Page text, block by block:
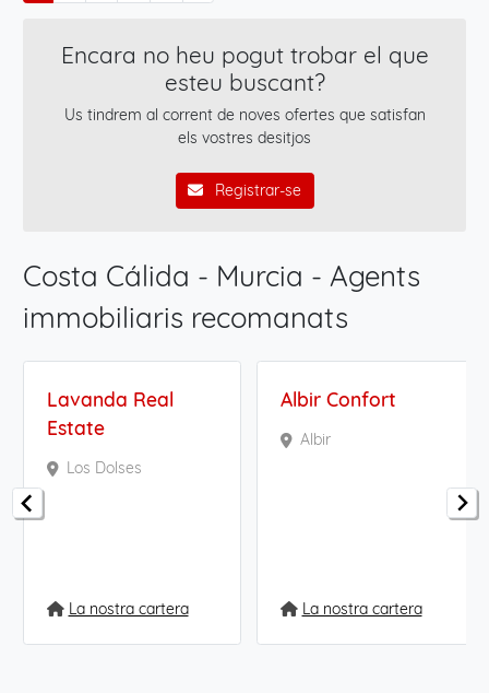
Encara no heu pogut trobar el que
esteu buscant?
Us tindrem al corrent de noves ofertes que satisfan
els vostres desitjos
Registrar-se
Costa Cálida - Murcia - Agents
immobiliaris recomanats
Lavanda Real
Estate
Los Dolses
La nostra cartera
Albir Confort
Albir
La nostra cartera